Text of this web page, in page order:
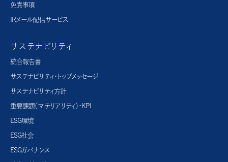
免責事項
IRメール配信サービス
サステナビリティ
統合報告書
サステナビリティ・トップメッセージ
サステナビリティ方針
重要課題（マテリアリティ）・KPI
ESG環境
ESG社会
ESGガバナンス